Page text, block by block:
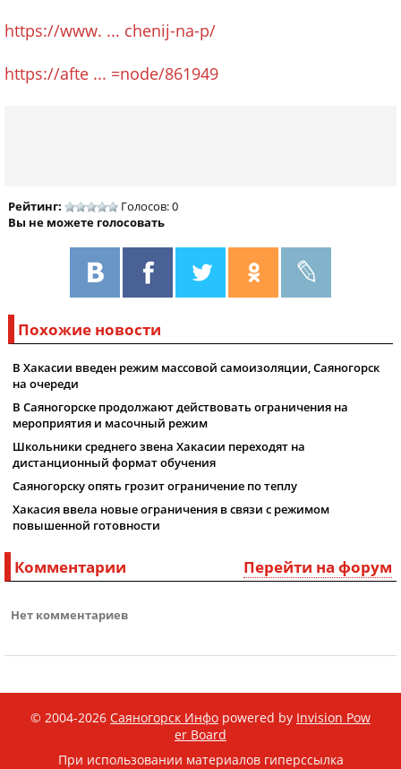
https://www. ... chenij-na-p/
https://afte ... =node/861949
Рейтинг:
Голосов: 0
Вы не можете голосовать
Похожие новости
В Хакасии введен режим массовой самоизоляции, Саяногорск
на очереди
В Саяногорске продолжают действовать ограничения на
мероприятия и масочный режим
Школьники среднего звена Хакасии переходят на
дистанционный формат обучения
Саяногорску опять грозит ограничение по теплу
Хакасия ввела новые ограничения в связи с режимом
повышенной готовности
Перейти на форум
Комментарии
Нет комментариев
© 2004-2026 Саяногорск Инфо powered by Invision Pow
er Board
При использовании материалов гиперссылка